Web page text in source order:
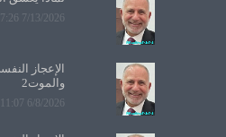
7/13/2026 2:27:26 PM
الإعجاز
والموت2
6/8/2026 6:11:07 PM